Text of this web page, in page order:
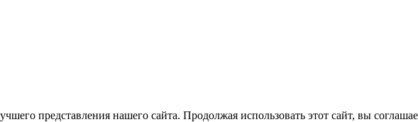
представления нашего сайта. Продолжая использовать этот сайт, вы